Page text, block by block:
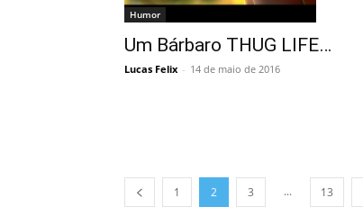
Humor
Um Bárbaro THUG LIFE…
Lucas Felix - 14 de maio de 2016
1 2 3 ... 13